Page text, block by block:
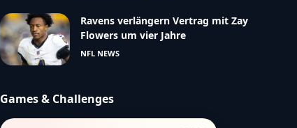
Ravens verlängern Vertrag mit Zay
Flowers um vier Jahre
NFL NEWS
Games & Challenges